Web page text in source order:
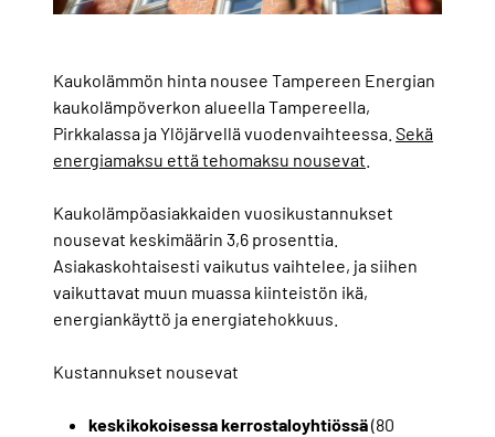
Kaukolämmön hinta nousee Tampereen Energian
kaukolämpöverkon alueella Tampereella,
Pirkkalassa ja Ylöjärvellä vuodenvaihteessa. Sekä
energiamaksu että tehomaksu nousevat
Kaukolämpöasiakkaiden vuosikustannukset
nousevat keskimäärin 3,6 prosenttia.
Asiakaskohtaisesti vaikutus vaihtelee, ja siihen
vaikuttavat muun muassa kiinteistön ikä,
energiankäyttö ja energiatehokkuus.
Kustannukset nousevat
keskikokoisessa kerrostaloyhtiössä(80